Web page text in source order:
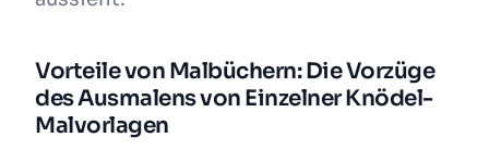
Vorteile von Malbüchern: Die Vorzüge
des Ausmalens von Einzelner Knödel-
Malvorlagen